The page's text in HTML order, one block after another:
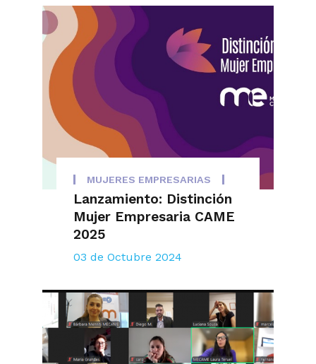
MUJERES EMPRESARIAS
Lanzamiento: Distinción
Mujer Empresaria CAME
2025
03 de Octubre 2024